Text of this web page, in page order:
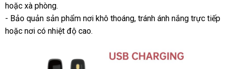
hoặc xà phòng.
- Bảo quản sản phẩm nơi khô thoángcó
, tránh ánh nắng trực tiếp
hoặc nơi có nhiệt độ cao.